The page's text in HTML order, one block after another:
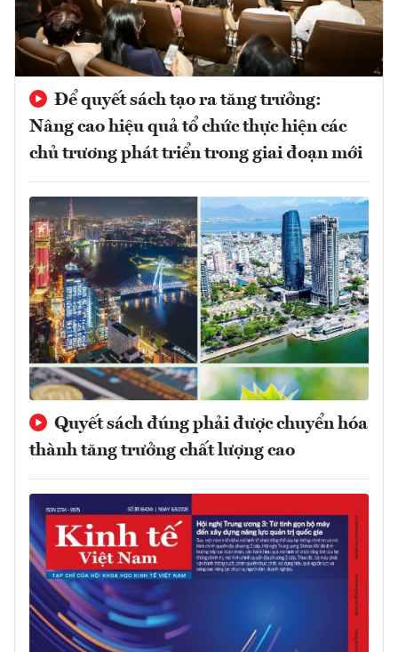
Để quyết sách tạo ra tăng trưởng:
Nâng cao hiệu quả tổ chức thực hiện các
chủ trương phát triển trong giai đoạn mới
Quyết sách đúng phải được chuyển hóa
thành tăng trưởng chất lượng cao